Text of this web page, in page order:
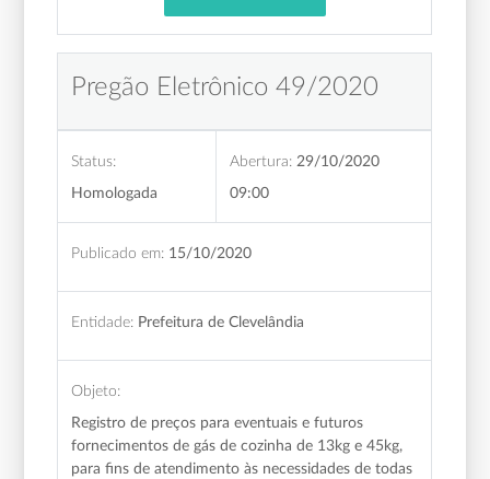
Pregão Eletrônico 49/2020
Status:
Homologada
Abertura: 29/10/2020
09:00
Publicado em: 15/10/2020
Entidade: Prefeitura de Clevelândia
Objeto:
Registro de preços para eventuais e futuros
fornecimentos de gás de cozinha de 13kg e 45kg,
para fins de atendimento às necessidades de todas